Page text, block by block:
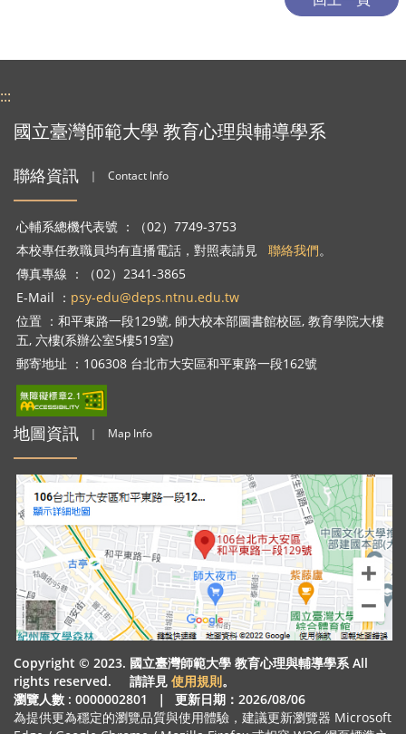
:::
國立臺灣師範大學 教育心理與輔導學系
聯絡資訊 ｜ Contact Info
心輔系總機代表號 ：（02）7749-3753
本校專任教職員均有直播電話，對照表請見 聯絡我們。
傳真專線 ：（02）2341-3865
E-Mail ： psy-edu@deps.ntnu.edu.tw
位置 ：和平東路一段129號, 師大校本部圖書館校區, 教育學院大樓
五, 六樓(系辦公室5樓519室)
郵寄地址 ：106308 台北市大安區和平東路一段162號
地圖資訊 ｜ Map Info
Copyright © 2023. 國立臺灣師範大學 教育心理與輔導學系 All
rights reserved. 請詳見 使用規則。
瀏覽人數 : 0000002801
｜
更新日期：2026/08/06
為提供更為穩定的瀏覽品質與使用體驗，建議更新瀏覽器 Microsoft